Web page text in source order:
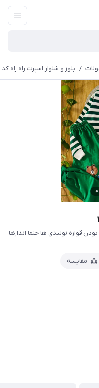
/ بلوز و شلوار اسپرت راه راه کد ۲۳۳۰
متفاوت بودن قواره تولیدی ها حتما اندازها
مقایسه